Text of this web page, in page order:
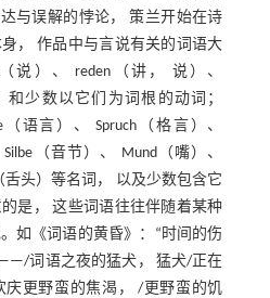
与误解的悖论， 策兰开始在诗
， 作品中与言说有关的词语大
说）、 reden（讲， 说）、
和少数以它们为词根的动词；
语言）、 Spruch（格言）、
（音节）、 Mund（嘴）、
舌头）等名词， 以及少数包含它
是， 这些词语往往伴随着某种
如《词语的黄昏》：“时间的伤
词语之夜的猛犬， 猛犬/正在
更野蛮的焦渴， /更野蛮的饥